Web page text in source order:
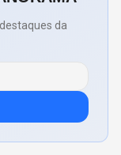
da